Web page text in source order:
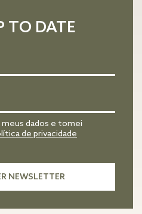
TO DATE
dados e tomei
de privacidade